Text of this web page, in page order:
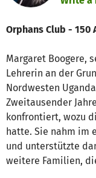
Orphans Club - 150
Margaret Boogere,
Lehrerin an der
Nordwesten
Zweitausender
konfrontiert, wozu
hatte. Sie nahm im
und unterstützte
weitere Familien,